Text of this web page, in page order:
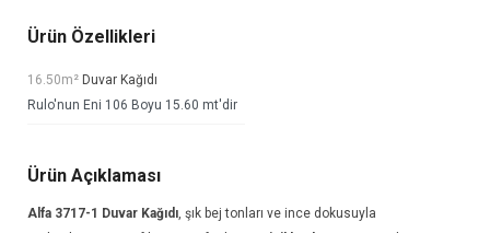
Ürün Özellikleri
16.50m² Duvar Kağıdı
Rulo'nun Eni 106 Boyu 15.60 mt'dir
Ürün Açıklaması
Alfa 3717-1 Duvar Kağıdı , şık bej tonları ve ince dokusuyla